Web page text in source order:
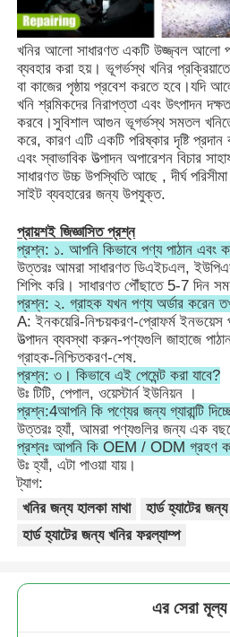
খনির আলো সাধারণত একটি উজ্জ্বল আলো
ব্যবহার করা হয়। ভূগর্ভস্থ খনির
বা কাজের পৃষ্ঠায় প্রবেশ করতে হবে।যদি
খনি শ্রমিকদের নিরাপত্তা এবং উৎপাদন
করবে।সুবিশাল আগুন ভূগর্ভস্থ সমতল
করে, কারণ এটি একটি পরিষ্কার দৃষ্টি
এবং স্বাভাবিক উত্পাদন অপারেশন বিচার
সাধারণত উচ্চ উপস্থিতি আছে , দীর্ঘ
সাইট ব্যবহারের জন্য উপযুক্ত.
প্রায়শই জিজ্ঞাসিত প্রশ্ন
প্রশ্ন: ১. আপনি কিভাবে পণ্য পাঠান এবং
উত্তরঃ আমরা সাধারণত ডিএইচএল,
শিপিং করি। সাধারণত পৌঁছাতে 5-7 দিন
প্রশ্ন: ২. গ্রাহক যখন পণ্য অর্ডার করেন
A: ইনকয়েরি-নিশ্চয়করণ-প্রোফর্ম ইনভয়েস
উত্পাদন ব্যবস্থা করুন-পণ্যগুলি জাহাজে
গ্রাহক-নিশ্চিতকরণ-শেষ.
প্রশ্ন: ৩। কিভাবে এই পেমেন্ট করা যাবে?
উঃ টিটি, পেপাল, ওয়েস্টার্ন ইউনিয়ন ।
প্রশ্ন:4আপনি কি পণ্যের জন্য গ্যারান্টি
উত্তরঃ হ্যাঁ, আমরা পণ্যগুলির জন্য এক
প্রশ্নঃ আপনি কি OEM / ODM গ্রহণ
উঃ হ্যাঁ, এটা পাওয়া যায়।
ট্যাগ:
খনির জন্য হালকা মাথা
হার্ড হ্যাটের
হার্ড হ্যাটের জন্য খনির ফরল্যাম্প
এর সেরা মূল্য